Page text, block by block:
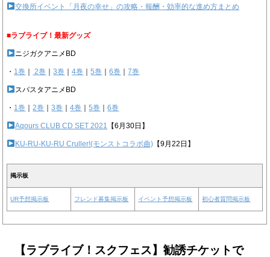
交換所イベント「月夜の幸せ」の攻略・報酬・効率的な進め方まとめ
■ラブライブ！最新グッズ
ニジガクアニメBD
・ 1巻 2巻 ｜3巻 ｜4巻 ｜5巻 ｜6巻 ｜7巻
スパスタアニメBD
・ 1巻 ｜2巻 ｜3巻 ｜4巻 ｜5巻 ｜6巻
Aqours CLUB CD SET 2021 【6月30日】
KU-RU-KU-RU Cruller!(モンストコラボ曲) 【9月22日】
掲示板
UR予想掲示板 フレンド募集掲示板 イベント予想掲示板 初心者質問掲示板
【ラブライブ！スクフェス】勧誘チケットで